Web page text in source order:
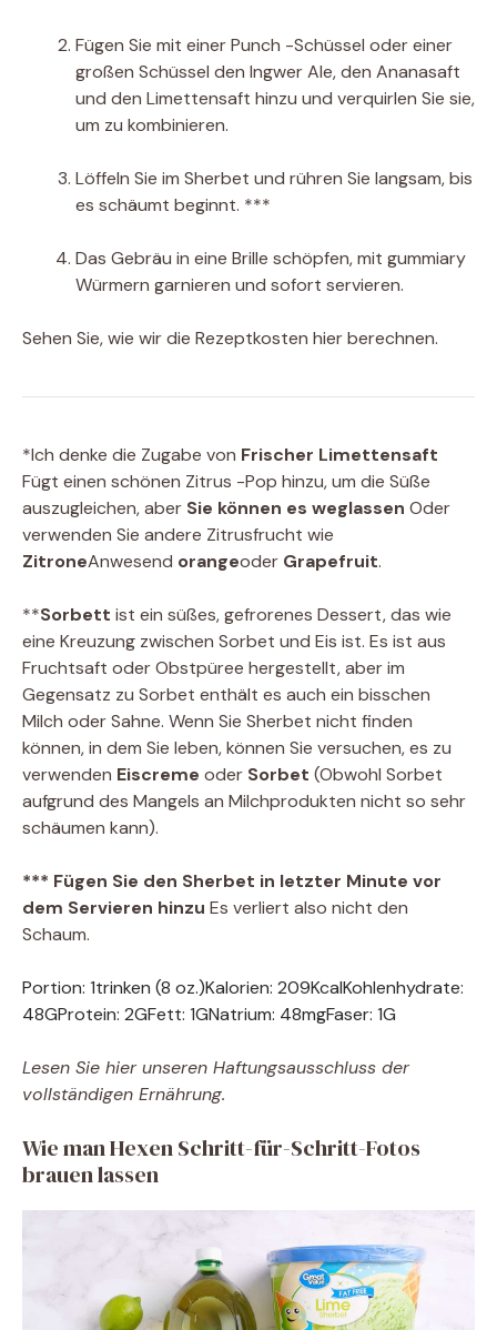
Fügen Sie mit einer Punch -Schüssel oder einer
großen Schüssel den Ingwer Ale, den Ananasaft
und den Limettensaft hinzu und verquirlen Sie sie,
um zu kombinieren.
Löffeln Sie im Sherbet und rühren Sie langsam, bis
es schäumt beginnt. ***
Das Gebräu in eine Brille schöpfen, mit gummiary
Würmern garnieren und sofort servieren.
Sehen Sie, wie wir die Rezeptkosten hier berechnen.
*Ich denke die Zugabe von Frischer Limettensaft
Fügt einen schönen Zitrus -Pop hinzu, um die Süße
auszugleichen, aber Sie können es weglassen Oder
verwenden Sie andere Zitrusfrucht wie
ZitroneAnwesend orangeoder Grapefruit.
**Sorbett ist ein süßes, gefrorenes Dessert, das wie
eine Kreuzung zwischen Sorbet und Eis ist. Es ist aus
Fruchtsaft oder Obstpüree hergestellt, aber im
Gegensatz zu Sorbet enthält es auch ein bisschen
Milch oder Sahne. Wenn Sie Sherbet nicht finden
können, in dem Sie leben, können Sie versuchen, es zu
verwenden Eiscreme oder Sorbet (Obwohl Sorbet
aufgrund des Mangels an Milchprodukten nicht so sehr
schäumen kann).
*** Fügen Sie den Sherbet in letzter Minute vor
dem Servieren hinzu Es verliert also nicht den
Schaum.
Portion: 1trinken (8 oz.)Kalorien: 209KcalKohlenhydrate:
48GProtein: 2GFett: 1GNatrium: 48mgFaser: 1G
Lesen Sie hier unseren Haftungsausschluss der
vollständigen Ernährung.
Wie man Hexen Schritt-für-Schritt-Fotos
brauen lassen